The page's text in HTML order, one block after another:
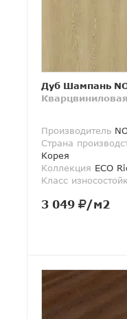
Дуб Шампань
Производитель
Страна
Корея
Коллекция ECO
Класс
3 049 /м2